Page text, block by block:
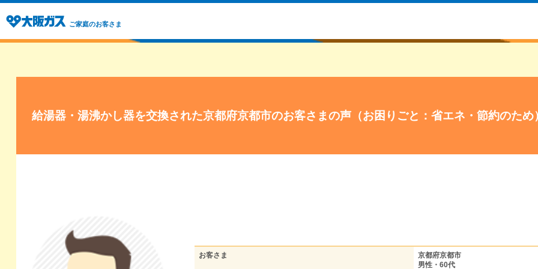
ご家庭のお客さま
給湯器・湯沸かし器を交換された京都府京都市のお客さまの声（お困りごと：省エネ・節約のため
お客さま
京都府京都市
男性・60代